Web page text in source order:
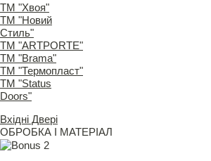
ТМ "Хвоя"
ТМ "Новий
Стиль"
ТМ "ARTPORTE"
ТМ "Brama"
ТМ "Термопласт"
ТМ "Status
Doors"
Вхідні Двері
ОБРОБКА І МАТЕРІАЛ